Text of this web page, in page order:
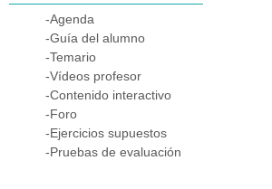
-Agenda
-Guía del alumno
-Temario
-Vídeos profesor
-Contenido interactivo
-Foro
-Ejercicios supuestos
-Pruebas de evaluación